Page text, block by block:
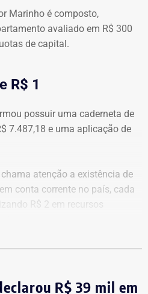
Marinho é composto,
avaliado em R$ 300
de capital.
R$ 1
possuir uma caderneta de
7.487,18 e uma aplicação de
atenção a existência de
conta corrente no país, cada
R$ 2 em recursos
Militar Erigreyce Monteiro
R$ 39 mil em